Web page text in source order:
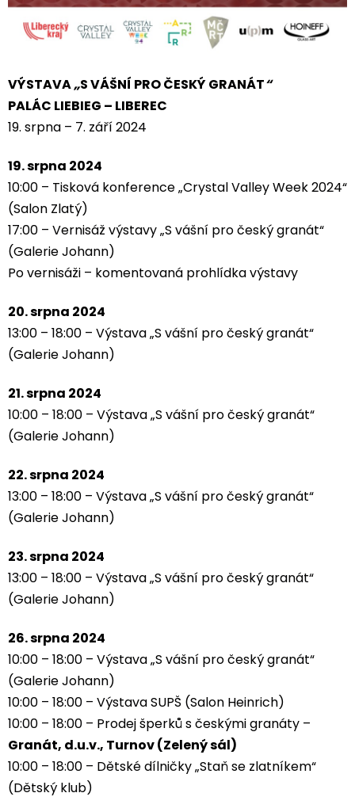
VÝSTAVA„S VÁŠNÍ PRO ČESKÝ GRANÁT“
PALÁC LIEBIEG – LIBEREC
19. srpna – 7. září 2024
19. srpna 2024
10:00 – Tisková konference „Crystal Valley Week 2024“
(Salon Zlatý)
17:00 – Vernisáž výstavy „S vášní pro český granát“
(Galerie Johann)
Po vernisáži – komentovaná prohlídka výstavy
20. srpna 2024
13:00 – 18:00 – Výstava „S vášní pro český granát“
(Galerie Johann)
21. srpna 2024
10:00 – 18:00 – Výstava „S vášní pro český granát“
(Galerie Johann)
22. srpna 2024
13:00 – 18:00 – Výstava „S vášní pro český granát“
(Galerie Johann)
23. srpna 2024
13:00 – 18:00 – Výstava „S vášní pro český granát“
(Galerie Johann)
26. srpna 2024
10:00 – 18:00 – Výstava „S vášní pro český granát“
(Galerie Johann)
10:00 – 18:00 – Výstava SUPŠ (Salon Heinrich)
10:00 – 18:00 – Prodej šperků s českými granáty –
Granát, d.u.v., Turnov (Zelený sál)
10:00 – 18:00 – Dětské dílničky „Staň se zlatníkem“
(Dětský klub)